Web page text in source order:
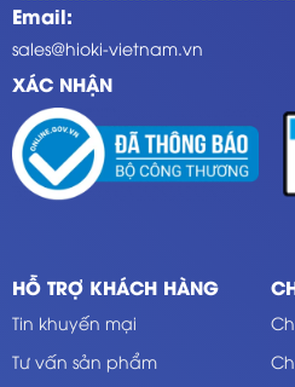
Email:
sales@hioki-vietnam.vn
XÁC NHẬN
HỖ TRỢ KHÁCH HÀNG
Tin khuyến mại
Tư vấn sản phẩm